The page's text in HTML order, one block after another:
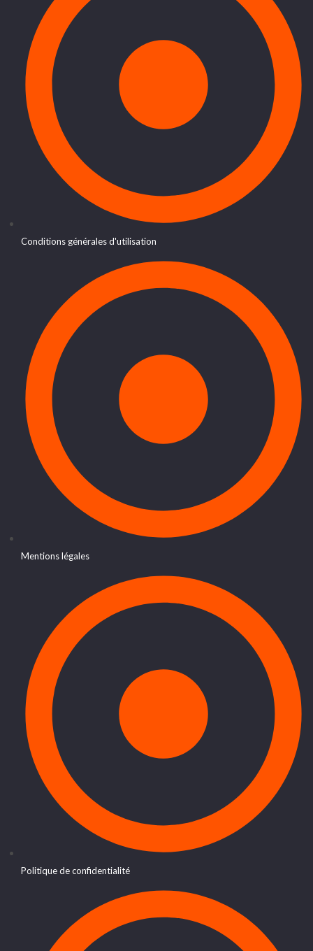
Conditions générales d'utilisation
Mentions légales
Politique de confidentialité